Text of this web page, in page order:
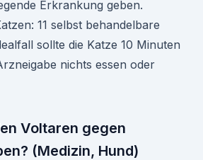
Erkrankung geben.
11 selbst behandelbare
sollte die Katze 10 Minuten
nichts essen oder
Voltaren gegen
(Medizin, Hund)